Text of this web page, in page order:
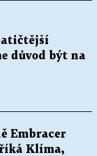
důvod být na
Embracer
Klíma,